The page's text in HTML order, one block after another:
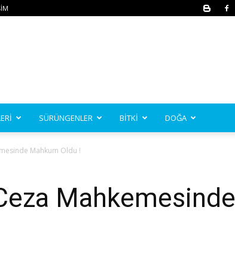
SÜRÜNGENLER BİTKİ DOĞA
Mahkum Oldu !
Mahkemesinde